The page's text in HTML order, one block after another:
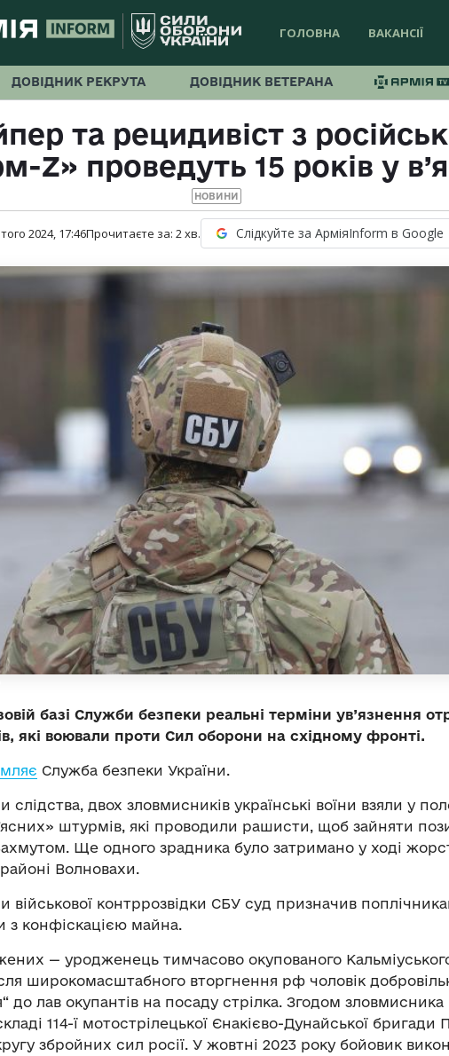
ГОЛОВНА ВАКАНСІЇ
ДОВІДНИК РЕКРУТА ДОВІДНИК ВЕТЕРАНА
та рецидивіст з
Z» проведуть 15 років у
НОВИНИ
2024, 17:46Прочитаєте за: 2хв. Слідкуйте за АрміяInform в Google
базі Служби безпеки реальні терміни ув’язнення
які воювали проти Сил оборони на східному фронті.
Служба безпеки України.
слідства, двох зловмисників українські воїни взяли у
штурмів, які проводили рашисти, щоб зайняти
Ще одного зрадника було затримано у ході
Волновахи.
військової контррозвідки СБУ суд призначив
з конфіскацією майна.
— уродженець тимчасово окупованого
широкомасштабного вторгнення рф чоловік
до лав окупантів на посаду стрілка. Згодом
114-ї мотострілецької Єнакієво-Дунайської бригади
збройних сил росії. У жовтні 2023 року бойовик